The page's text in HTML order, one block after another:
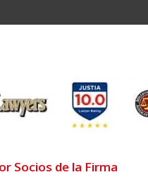
Socios de la Firma